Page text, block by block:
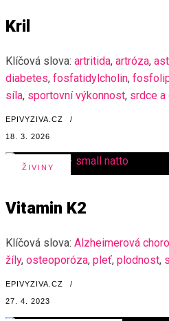
Kril
Klíčová slova: artritida, artróza,
diabetes, fosfatidylcholin,
síla, sportovní výkonnost, srdce a
EPIVYZIVA.CZ /
18. 3. 2026
ŽIVINY
Vitamin K2
Klíčová slova: Alzheimerová
žíly, osteoporóza, pleť, plodnost,
EPIVYZIVA.CZ /
27. 4. 2023